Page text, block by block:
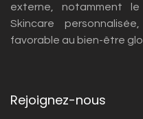
externe, notamment
Skincare
favorable au bien-être
Rejoignez-nous